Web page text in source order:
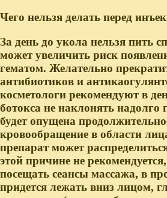
Чего нельзя делать перед
За день до укола нельзя пить
может увеличить риск
гематом. Желательно
антибиотиков и
косметологи рекомендуют в
ботокса не наклонять надолго
будет опущена
кровообращение в области
препарат может
этой причине не
посещать сеансы массажа, в
придется лежать вниз лицом,